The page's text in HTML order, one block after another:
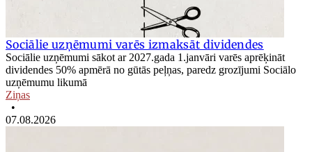
Sociālie uzņēmumi varēs izmaksāt dividendes
Sociālie uzņēmumi sākot ar 2027.gada 1.janvāri varēs aprēķināt
dividendes 50% apmērā no gūtās peļņas, paredz grozījumi Sociālo
uzņēmumu likumā
Ziņas
•
07.08.2026